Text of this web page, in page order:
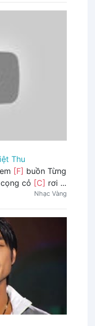
Thu
[F] buồn Từng
cỏ [C] rơi ...
Nhạc Vàng